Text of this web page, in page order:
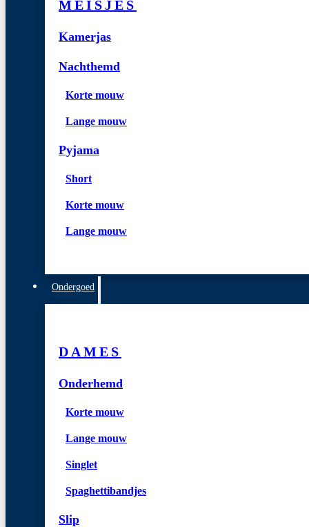
MEISJES
Kamerjas
Nachthemd
Korte mouw
Lange mouw
Pyjama
Short
Korte mouw
Lange mouw
Ondergoed
DAMES
Onderhemd
Korte mouw
Lange mouw
Singlet
Spaghettibandjes
Slip